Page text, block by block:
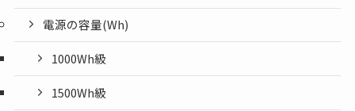
電源の容量(Wh)
1000Wh級
1500Wh級